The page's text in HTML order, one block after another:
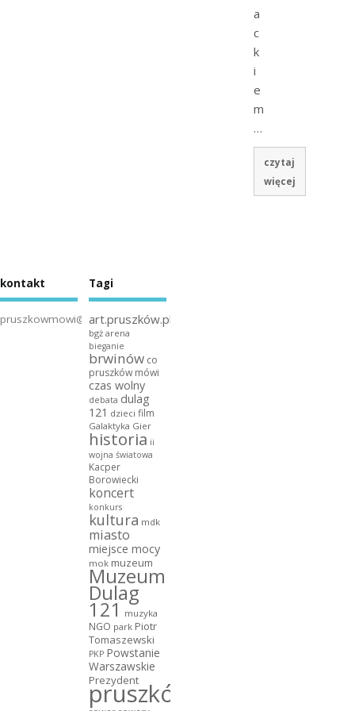
a
c
k
i
e
m
…
czytaj
więcej
kontakt
pruszkowmowi@gmail.com
Tagi
art.pruszków.pl
bgż arena
bieganie
brwinów co
pruszków mówi
czas wolny
debata dulag
121 dzieci film
Galaktyka Gier
historia ii
wojna światowa
Kacper
Borowiecki
koncert
konkurs
kultura mdk
miasto
miejsce mocy
mok muzeum
Muzeum
Dulag
121 muzyka
NGO park Piotr
Tomaszewski
PKP Powstanie
Warszawskie
Prezydent
pruszków